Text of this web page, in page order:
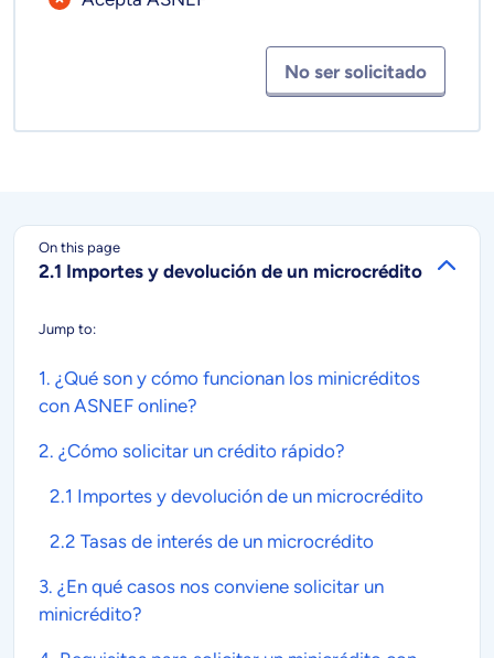
No ser solicitado
On this page
2.1 Importes y devolución de un microcrédito
Jump to:
1. ¿Qué son y cómo funcionan los minicréditos
con ASNEF online?
2. ¿Cómo solicitar un crédito rápido?
2.1 Importes y devolución de un microcrédito
2.2 Tasas de interés de un microcrédito
3. ¿En qué casos nos conviene solicitar un
minicrédito?